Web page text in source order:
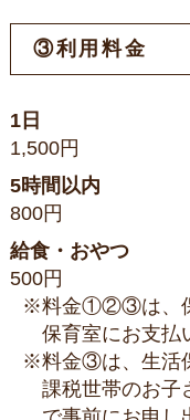
③利用料金
1日
1,500円
5時間以内
800円
給食・おやつ
500円
※料金①②③は、保
保育室にお支払
※料金③は、生活
課税世帯のお子